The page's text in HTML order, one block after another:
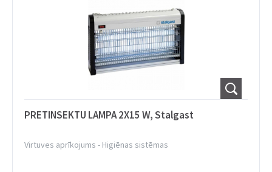
PRETINSEKTU LAMPA 2X15 W, Stalgast
Virtuves aprīkojums - Higiēnas sistēmas